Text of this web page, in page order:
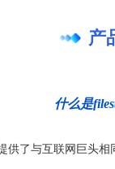
产
什么是
了与互联网巨头相